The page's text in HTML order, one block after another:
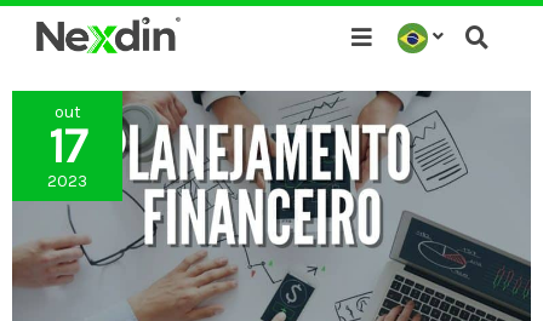
para
conteúdo
out
17
2023